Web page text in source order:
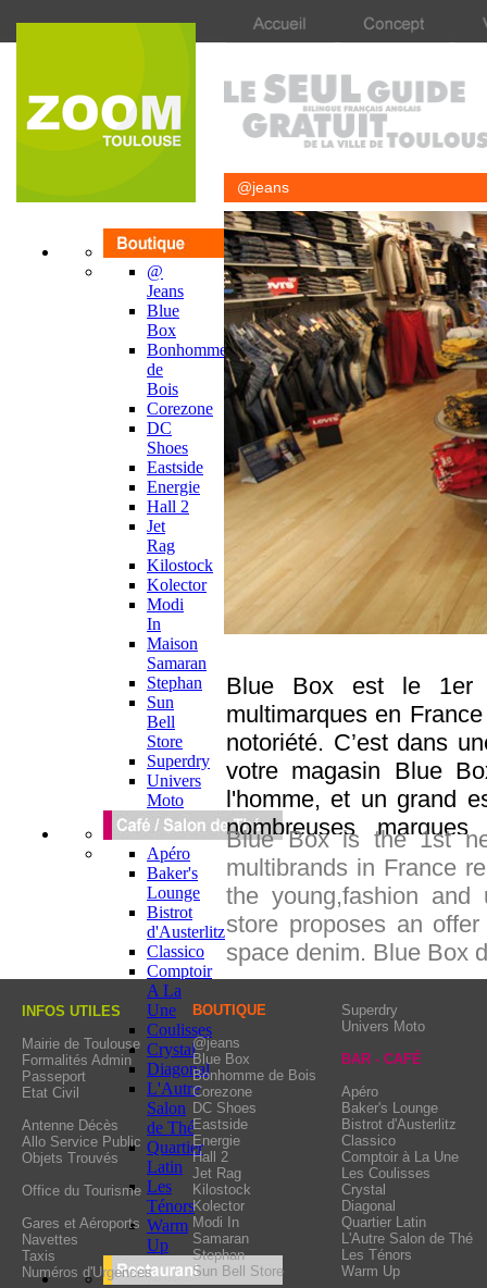
@jeans
Blue Box is the 1st
multibrands in France
the young,fashion
store proposes an
space denim. Blue Box
in the excellent value
fashion: Teddy
Converses, Diesel,
Denim and Supply
Bensimon, Victoria,
wide choice diversified
Blue Box est le 1er
multimarques en
notoriété. C’est dans
votre magasin Blue
l'homme, et un grand
nombreuses
qualité/prix afin de
Smith, Adidas,
Scotch & Soda,
Le Coq Sportif,
Molly Bracken, Only…
@
Jeans
Blue
Box
Bonhomme
de
Bois
Corezone
DC
Shoes
Eastside
Energie
Hall 2
Jet
Rag
Kilostock
Kolector
Modi
In
Maison
Samaran
Stephan
Sun
Bell
Store
Superdry
Univers
Moto
Apéro
Baker's
Lounge
Bistrot
d'Austerlitz
Classico
Comptoir
A La
Une
Coulisses
Crystal
Diagonal
L'Autre
Salon
de Thé
Quartier
Latin
Les
Ténors
Warm
Up
INFOS UTILES
Mairie de Toulouse
Formalités Admin
Passeport
Etat Civil
Antenne Décès
Allo Service Public
Objets Trouvés
Office du Tourisme
Gares et Aéroports
Navettes
Taxis
Numéros d'Urgences
Superdry
Univers Moto
BAR - CAFÉ
Apéro
Baker's Lounge
Bistrot d'Austerlitz
Classico
Comptoir à La Une
Les Coulisses
Crystal
Diagonal
Quartier Latin
L'Autre Salon de Thé
Les Ténors
Warm Up
BOUTIQUE
@jeans
Blue Box
Bonhomme de Bois
Corezone
DC Shoes
Eastside
Energie
Hall 2
Jet Rag
Kilostock
Kolector
Modi In
Samaran
Stephan
Sun Bell Store